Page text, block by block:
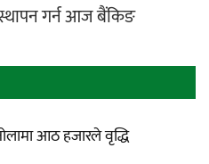
गर्न आज बैंकिङ
आठ हजारले वृद्धि